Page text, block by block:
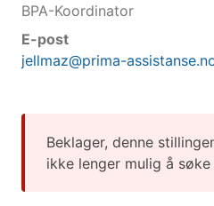
BPA-Koordinator
E-post
jellmaz@prima-
Beklager, denne
ikke lenger mulig å søke